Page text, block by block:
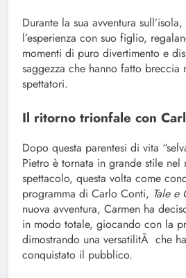
Durante la sua avventura
l’esperienza con suo figlio,
momenti di puro divertimento e
saggezza che hanno fatto breccia
spettatori.
Il ritorno trionfale con
Dopo questa parentesi di vita
Pietro è tornata in grande stile
spettacolo, questa volta come
programma di Carlo Conti, Tale e
nuova avventura, Carmen ha
in modo totale, giocando con la
dimostrando una versatilitÃ che
conquistato il pubblico.